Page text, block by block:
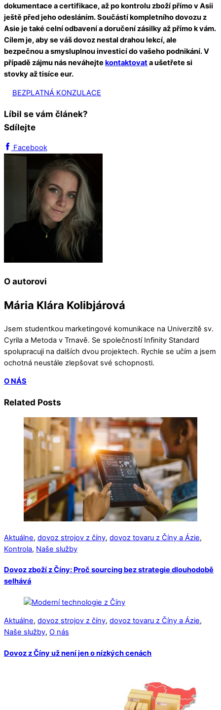
dokumentace a certifikace, až po kontrolu zboží přímo v Asii
ještě před jeho odesláním. Součástí kompletního dovozu z
Asie je také celní odbavení a doručení zásilky až přímo k vám.
Cílem je, aby se váš dovoz nestal drahou lekcí, ale
bezpečnou a smysluplnou investicí do vašeho podnikání. V
případě zájmu nás neváhejte kontaktovata ušetřete si
stovky až tisíce eur.
BEZPLATNÁ KONZULACE
Líbil se vám článek?
Sdílejte
Facebook
O autorovi
Mária Klára Kolibjárová
Jsem studentkou marketingové komunikace na Univerzitě sv.
Cyrila a Metoda v Trnavě. Se společností Infinity Standard
spolupracuji na dalších dvou projektech. Rychle se učím a jsem
ochotná neustále zlepšovat své schopnosti.
O NÁS
Related Posts
Aktuálne, dovoz strojov z číny, dovoz tovaru z Číny a Ázie,
Kontrola, Naše služby
Dovoz zboží z Číny: Proč sourcing bez strategie dlouhodobě
selhává
Aktuálne, dovoz strojov z číny, dovoz tovaru z Číny a Ázie,
Naše služby, O nás
Dovoz z Číny už není jen o nízkých cenách